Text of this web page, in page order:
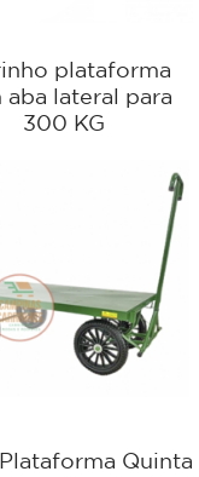
plataforma
aba lateral para
300 KG
Quinta